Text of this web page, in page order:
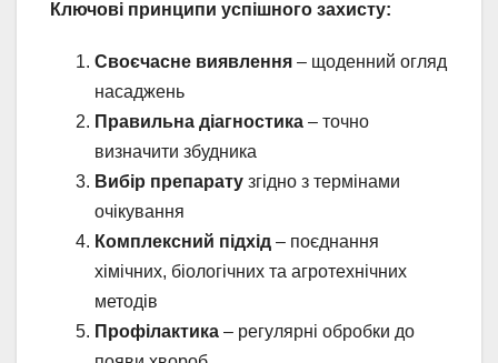
Ключові принципи успішного захисту:
Своєчасне виявлення – щоденний огляд
насаджень
Правильна діагностика – точно
визначити збудника
Вибір препарату згідно з термінами
очікування
Комплексний підхід – поєднання
хімічних, біологічних та агротехнічних
методів
Профілактика – регулярні обробки до